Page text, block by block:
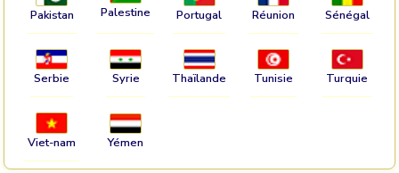
Pakistan Palestine Portugal Réunion Sénégal
Serbie Syrie Thaïlande Tunisie Turquie
Viet-nam Yémen